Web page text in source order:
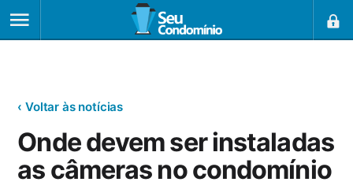
‹ Voltar às notícias
Onde devem ser instaladas
as câmeras no condomínio